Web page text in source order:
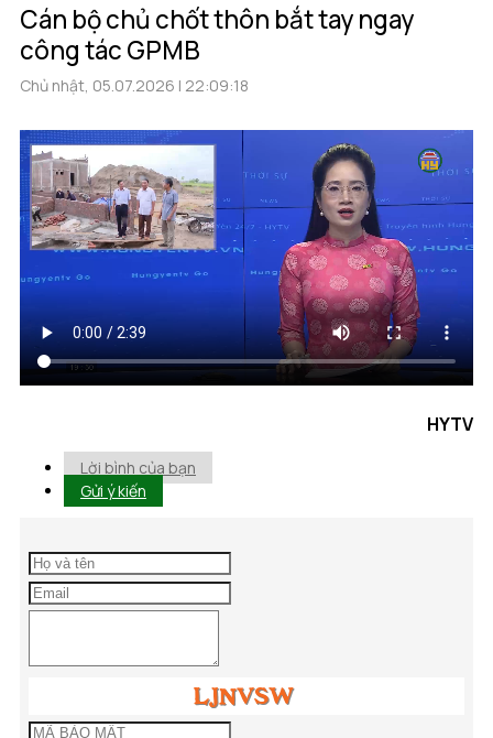
Cán bộ chủ chốt thôn bắt tay ngay
công tác GPMB
Chủ nhật, 05.07.2026 | 22:09:18
HYTV
Lời bình của bạn
Gửi ý kiến